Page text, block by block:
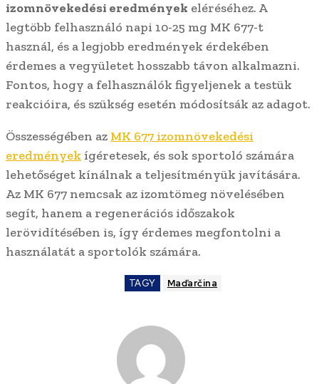
izomnövekedési eredmények eléréséhez. A
legtöbb felhasználó napi 10-25 mg MK 677-t
használ, és a legjobb eredmények érdekében
érdemes a vegyületet hosszabb távon alkalmazni.
Fontos, hogy a felhasználók figyeljenek a testük
reakcióira, és szükség esetén módosítsák az adagot.
Összességében az MK 677 izomnövekedési
eredmények ígéretesek, és sok sportoló számára
lehetőséget kínálnak a teljesítményük javítására.
Az MK 677 nemcsak az izomtömeg növelésében
segít, hanem a regenerációs időszakok
lerövidítésében is, így érdemes megfontolni a
használatát a sportolók számára.
TAGY Maďarčina